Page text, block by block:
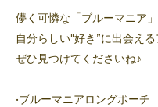
儚く可憐な「ブルーマニア
自分らしい"好き”に出会え
ぜひ見つけてくださいね♪
•ブルーマニアロングポーチ